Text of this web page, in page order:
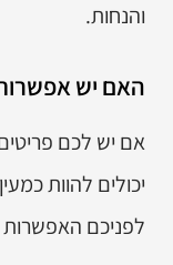
והנחות.
האם יש
אם יש לכם
יכולים להוות
לפניכם האפשרות